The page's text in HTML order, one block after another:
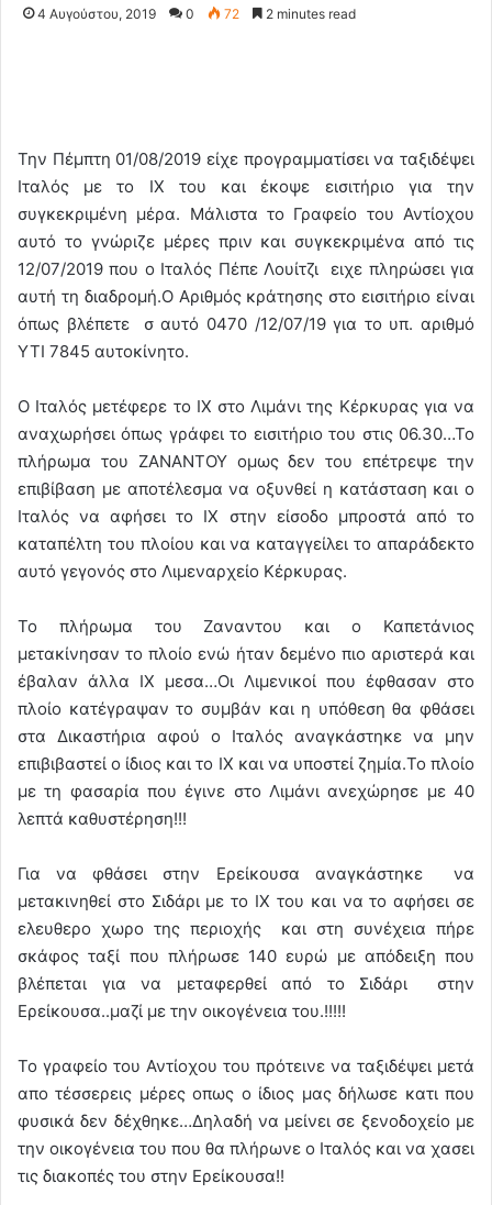
4 Αυγούστου, 2019 0 72 2 minutes read
Την Πέμπτη 01/08/2019 είχε προγραμματίσει να ταξιδέψει
Ιταλός με το ΙΧ του και έκοψε εισιτήριο για την
συγκεκριμένη μέρα. Μάλιστα το Γραφείο του Αντίοχου
αυτό το γνώριζε μέρες πριν και συγκεκριμένα από τις
12/07/2019 που ο Ιταλός Πέπε Λουίτζι ειχε πληρώσει για
αυτή τη διαδρομή.Ο Αριθμός κράτησης στο εισιτήριο είναι
όπως βλέπετε σ αυτό 0470 /12/07/19 για το υπ. αριθμό
ΥΤΙ 7845 αυτοκίνητο.
Ο Ιταλός μετέφερε το ΙΧ στο Λιμάνι της Κέρκυρας για να
αναχωρήσει όπως γράφει το εισιτήριο του στις 06.30…Το
πλήρωμα του ΖΑΝΑΝΤΟΥ ομως δεν του επέτρεψε την
επιβίβαση με αποτέλεσμα να οξυνθεί η κατάσταση και ο
Ιταλός να αφήσει το ΙΧ στην είσοδο μπροστά από το
καταπέλτη του πλοίου και να καταγγείλει το απαράδεκτο
αυτό γεγονός στο Λιμεναρχείο Κέρκυρας.
Το πλήρωμα του Ζαναντου και ο Καπετάνιος
μετακίνησαν το πλοίο ενώ ήταν δεμένο πιο αριστερά και
έβαλαν άλλα ΙΧ μεσα…Οι Λιμενικοί που έφθασαν στο
πλοίο κατέγραψαν το συμβάν και η υπόθεση θα φθάσει
στα Δικαστήρια αφού ο Ιταλός αναγκάστηκε να μην
επιβιβαστεί ο ίδιος και το ΙΧ και να υποστεί ζημία.To πλοίο
με τη φασαρία που έγινε στο Λιμάνι ανεχώρησε με 40
λεπτά καθυστέρηση!!!
Για να φθάσει στην Ερείκουσα αναγκάστηκε να
μετακινηθεί στο Σιδάρι με το ΙΧ του και να το αφήσει σε
ελευθερο χωρο της περιοχής και στη συνέχεια πήρε
σκάφος ταξί που πλήρωσε 140 ευρώ με απόδειξη που
βλέπεται για να μεταφερθεί από το Σιδάρι στην
Ερείκουσα..μαζί με την οικογένεια του.!!!!!
Το γραφείο του Αντίοχου του πρότεινε να ταξιδέψει μετά
απο τέσσερεις μέρες οπως ο ίδιος μας δήλωσε κατι που
φυσικά δεν δέχθηκε…Δηλαδή να μείνει σε ξενοδοχείο με
την οικογένεια του που θα πλήρωνε ο Ιταλός και να χασει
τις διακοπές του στην Ερείκουσα!!